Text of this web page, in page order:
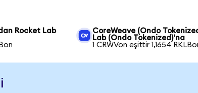
Rocket Lab
CoreWeave (Ondo
Lab (Ondo Tokenized)'na
1 CRWVon eşittir 1,1654